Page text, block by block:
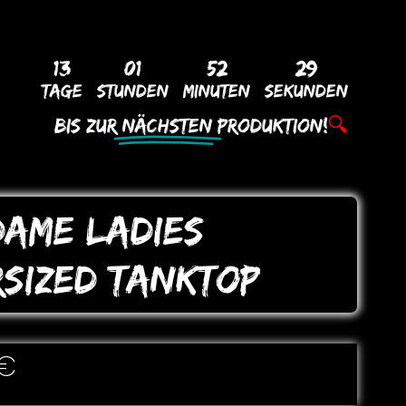
13
Tage
01
Stunden
52
Minuten
28
Sekunden
Bis ZurNächsten Produktion!🔍
LADIES
TANKToP